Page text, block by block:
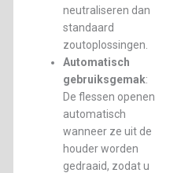
neutraliseren dan
standaard
zoutoplossingen.
Automatisch
gebruiksgemak:
De flessen openen
automatisch
wanneer ze uit de
houder worden
gedraaid, zodat u